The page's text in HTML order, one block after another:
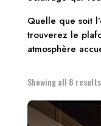
Quelle que soit
trouverez le
atmosphère
Showing all 8 results